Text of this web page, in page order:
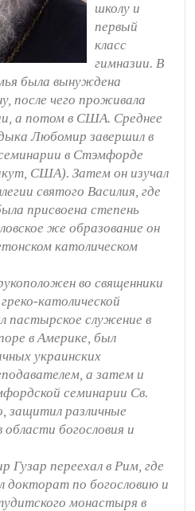
школу и
первый
класс
гимназии. В
была вынуждена
после чего проживала
а потом в США. Среднее
Любомир завершил в
в Стэмфорде
США). Затем он изучал
святого Василия, где
присвоена степень
же образование он
католическом
во священники
католической
пастырское служение в
в Америке, был
украинских
а затем и
семинарии Св.
защитил различные
богословия и
Гузар переехал в Рим, где
докторат по богословию и
монастыря в